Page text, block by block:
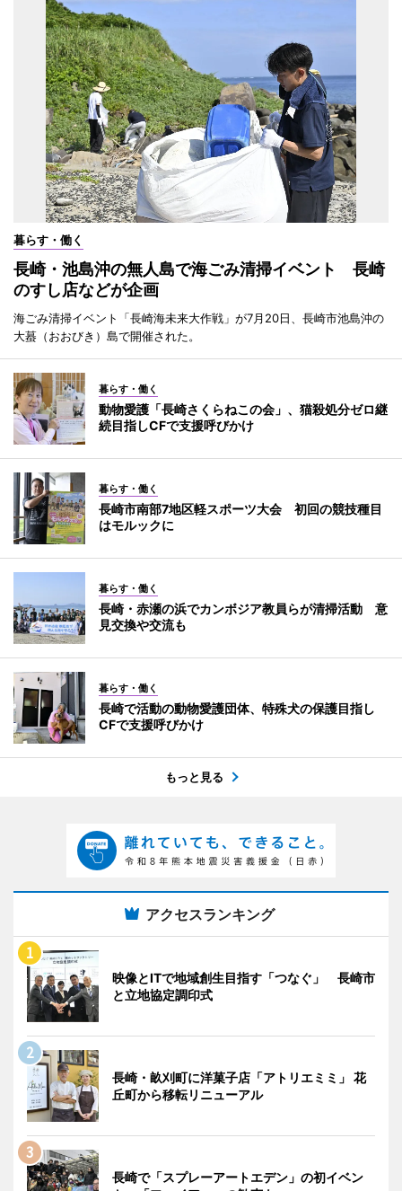
暮らす・働く
長崎・池島沖の無人島で海ごみ清掃イベント 長崎
のすし店などが企画
海ごみ清掃イベント「長崎海未来大作戦」が7月20日、長崎市池島沖の
大蟇（おおびき）島で開催された。
暮らす・働く
動物愛護「長崎さくらねこの会」、猫殺処分ゼロ継
続目指しCFで支援呼びかけ
暮らす・働く
長崎市南部7地区軽スポーツ大会 初回の競技種目
はモルックに
暮らす・働く
長崎・赤瀬の浜でカンボジア教員らが清掃活動 意
見交換や交流も
暮らす・働く
長崎で活動の動物愛護団体、特殊犬の保護目指し
CFで支援呼びかけ
もっと見る
アクセスランキング
映像とITで地域創生目指す「つなぐ」 長崎市
と立地協定調印式
長崎・畝刈町に洋菓子店「アトリエミミ」 花
丘町から移転リニューアル
長崎で「スプレーアートエデン」の初イベン